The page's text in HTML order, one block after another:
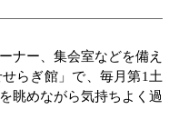
ナー、集会室などを備え
らぎ館」で、毎月第1土
眺めながら気持ちよく過